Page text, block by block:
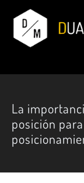
La
posición